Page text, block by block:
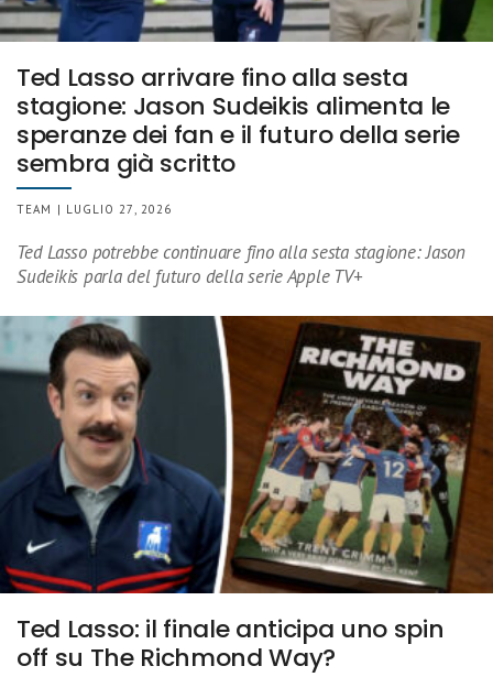
Ted Lasso arrivare fino alla sesta
stagione: Jason Sudeikis alimenta le
speranze dei fan e il futuro della serie
sembra già scritto
TEAM | LUGLIO 27, 2026
Ted Lasso potrebbe continuare fino alla sesta stagione: Jason
Sudeikis parla del futuro della serie Apple TV+
Ted Lasso: il finale anticipa uno spin
off su The Richmond Way?